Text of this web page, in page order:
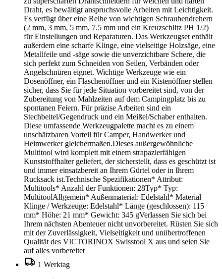
Draht, es bewältigt anspruchsvolle Arbeiten mit Leichtigkeit.
Es verfügt über eine Reihe von wichtigen Schraubendrehern
(2 mm, 3 mm, 5 mm, 7.5 mm und ein Kreuzschlitz PH 1/2)
für Einstellungen und Reparaturen. Das Werkzeugset enthält
außerdem eine scharfe Klinge, eine vielseitige Holzsäge, eine
Metallfeile und -säge sowie die unverzichtbare Schere, die
sich perfekt zum Schneiden von Seilen, Verbänden oder
Angelschnüren eignet. Wichtige Werkzeuge wie ein
Dosenöffner, ein Flaschenöffner und ein Kistenöffner stellen
sicher, dass Sie für jede Situation vorbereitet sind, von der
Zubereitung von Mahlzeiten auf dem Campingplatz bis zu
spontanen Feiern. Für präzise Arbeiten sind ein
Stechbeitel/Gegendruck und ein Meißel/Schaber enthalten.
Diese umfassende Werkzeugpalette macht es zu einem
unschätzbaren Vorteil für Camper, Handwerker und
Heimwerker gleichermaßen.Dieses außergewöhnliche
Multitool wird komplett mit einem strapazierfähigen
Kunststoffhalter geliefert, der sicherstellt, dass es geschützt ist
und immer einsatzbereit an Ihrem Gürtel oder in Ihrem
Rucksack ist.Technische Spezifikationen* Attribut:
Multitools* Anzahl der Funktionen: 28Typ* Typ:
MultitoolAllgemein* Außenmaterial: Edelstahl* Material
Klinge / Werkzeuge: Edelstahl* Länge (geschlossen): 115
mm* Höhe: 21 mm* Gewicht: 345 gVerlassen Sie sich bei
Ihrem nächsten Abenteuer nicht unvorbereitet. Rüsten Sie sich
mit der Zuverlässigkeit, Vielseitigkeit und unübertroffenen
Qualität des VICTORINOX Swisstool X aus und seien Sie
auf alles vorbereitet
1 Werktag